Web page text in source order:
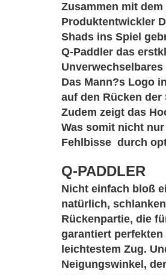
Zusammen mit
Produktentwickler
Shads ins Spiel
Q-Paddler das
Das Mann?s Logo
auf den Rücken der
Zudem zeigt das
Was somit nicht
Fehlbisse durch
Q-PADDLER
Nicht einfach bloß
natürlich,
Rückenpartie, die
garantiert
leichtestem Zug.
Neigungswinkel,